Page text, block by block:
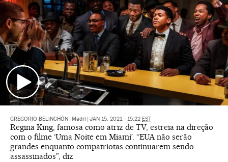
GREGORIO BELINCHÓN Madri JAN 15, 2021 - 15:22 EST
Regina King, famosa como atriz de TV, estreia na direção
com o filme ‘Uma Noite em Miami’. “EUA não serão
grandes enquanto compatriotas continuarem sendo
assassinados”, diz